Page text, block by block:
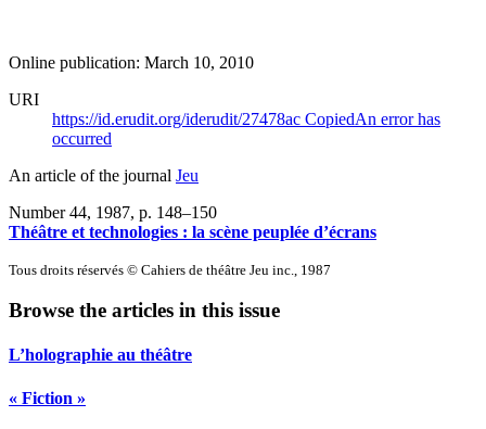
Online publication: March 10, 2010
URI
https://id.erudit.org/iderudit/27478ac CopiedAn error has
occurred
An article of the journal Jeu
Number 44, 1987, p. 148–150
Théâtre et technologies : la scène peuplée d’écrans
Tous droits réservés © Cahiers de théâtre Jeu inc., 1987
Browse the articles in this issue
L’holographie au théâtre
« Fiction »